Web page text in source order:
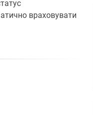
враховувати